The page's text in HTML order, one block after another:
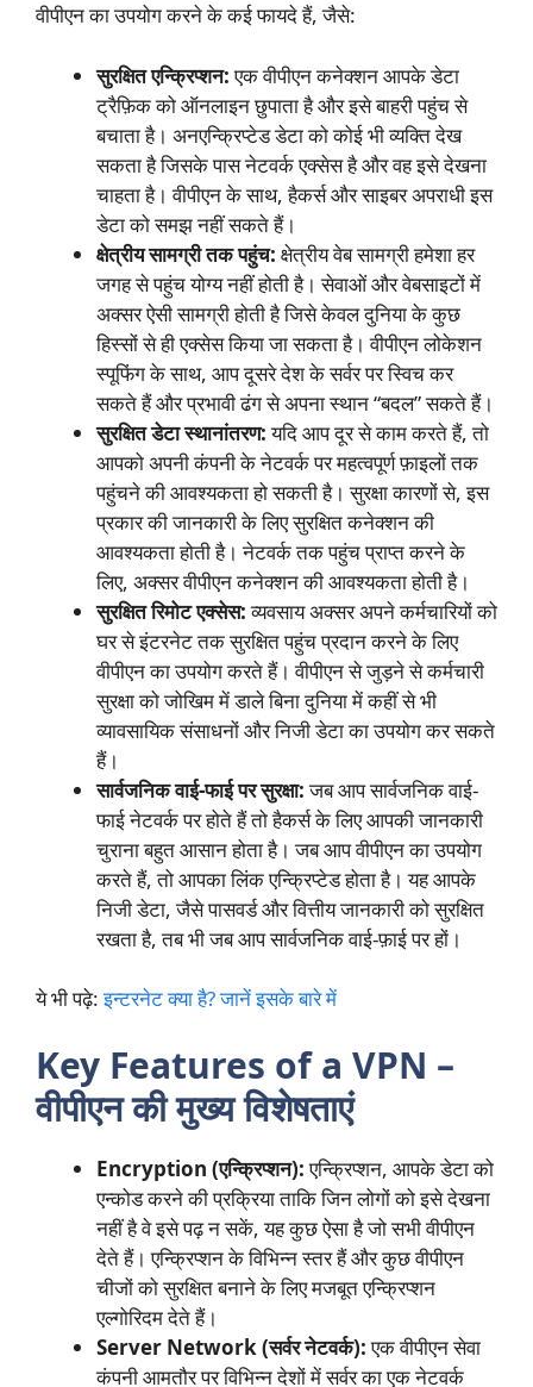
वीपीएन का उपयोग करने के कई फायदे हैं, जैसे:
सुरक्षित एन्क्रिप्शन:एक वीपीएन कनेक्शन आपके डेटा
ट्रैफ़िक को ऑनलाइन छुपाता है और इसे बाहरी पहुंच से
बचाता है। अनएन्क्रिप्टेड डेटा को कोई भी व्यक्ति देख
सकता है जिसके पास नेटवर्क एक्सेस है और वह इसे देखना
चाहता है। वीपीएन के साथ, हैकर्स और साइबर अपराधी इस
डेटा को समझ नहीं सकते हैं।
क्षेत्रीय सामग्री तक पहुंच: क्षेत्रीय वेब सामग्री हमेशा हर
जगह से पहुंच योग्य नहीं होती है। सेवाओं और वेबसाइटों में
अक्सर ऐसी सामग्री होती है जिसे केवल दुनिया के कुछ
हिस्सों से ही एक्सेस किया जा सकता है। वीपीएन लोकेशन
स्पूफिंग के साथ, आप दूसरे देश के सर्वर पर स्विच कर
सकते हैं और प्रभावी ढंग से अपना स्थान “बदल” सकते हैं।
सुरक्षित डेटा स्थानांतरण:यदि आप दूर से काम करते हैं, तो
आपको अपनी कंपनी के नेटवर्क पर महत्वपूर्ण फ़ाइलों तक
पहुंचने की आवश्यकता हो सकती है। सुरक्षा कारणों से, इस
प्रकार की जानकारी के लिए सुरक्षित कनेक्शन की
आवश्यकता होती है। नेटवर्क तक पहुंच प्राप्त करने के
लिए, अक्सर वीपीएन कनेक्शन की आवश्यकता होती है।
सुरक्षित रिमोट एक्सेस:व्यवसाय अक्सर अपने कर्मचारियों को
घर से इंटरनेट तक सुरक्षित पहुंच प्रदान करने के लिए
वीपीएन का उपयोग करते हैं। वीपीएन से जुड़ने से कर्मचारी
सुरक्षा को जोखिम में डाले बिना दुनिया में कहीं से भी
व्यावसायिक संसाधनों और निजी डेटा का उपयोग कर सकते
हैं।
सार्वजनिक वाई-फाई पर सुरक्षा:जब आप सार्वजनिक वाई-
फाई नेटवर्क पर होते हैं तो हैकर्स के लिए आपकी जानकारी
चुराना बहुत आसान होता है। जब आप वीपीएन का उपयोग
करते हैं, तो आपका लिंक एन्क्रिप्टेड होता है। यह आपके
निजी डेटा, जैसे पासवर्ड और वित्तीय जानकारी को सुरक्षित
रखता है, तब भी जब आप सार्वजनिक वाई-फ़ाई पर हों।
ये भी पढ़े:इन्टरनेट क्या है? जानें इसके बारे में
Key Features of a VPN –
वीपीएन की मुख्य विशेषताएं
Encryption (एन्क्रिप्शन):एन्क्रिप्शन, आपके डेटा को
एन्कोड करने की प्रक्रिया ताकि जिन लोगों को इसे देखना
नहीं है वे इसे पढ़ न सकें, यह कुछ ऐसा है जो सभी वीपीएन
देते हैं। एन्क्रिप्शन के विभिन्न स्तर हैं और कुछ वीपीएन
चीजों को सुरक्षित बनाने के लिए मजबूत एन्क्रिप्शन
एल्गोरिदम देते हैं।
Server Network (सर्वर नेटवर्क):एक वीपीएन सेवा
कंपनी आमतौर पर विभिन्न देशों में सर्वर का एक नेटवर्क